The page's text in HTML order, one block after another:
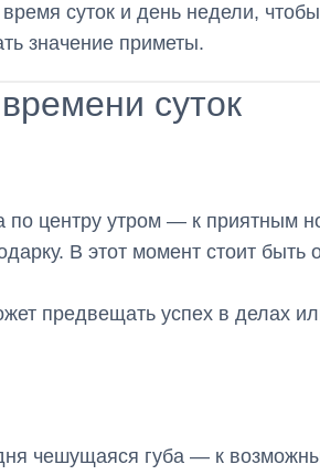
суток и день недели, чтобы
значение приметы.
суток
по центру утром — к приятным
В этот момент стоит быть
предвещать успех в делах
чешущаяся губа — к